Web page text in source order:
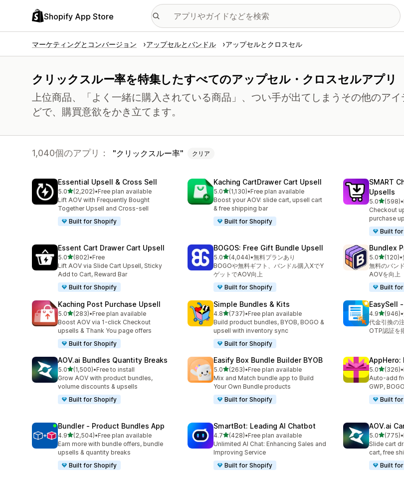
Shopify App Store
マーケティングとコンバージョン アップセルとバンドル アップセルとクロスセル
クリックスルー率を特集したすべてのアップセル・クロスセルアプリ
上位商品、「よく一緒に購入されている商品」、つい手が出てしまうその他のアイ
どで、購買意欲をかき立てます。
1,040個のアプリ： クリックスルー率 クリア
Essential Upsell & Cross Sell
5.05つ星中
(2,202)
合計レビュー数：2202件
•Free plan available
Lift AOV with Frequently Bought
Together Upsell and Cross-sell
Built for Shopify
Kaching CartDrawer Cart Upsell
5.05つ星中
(1,130)
合計レビュー数：1130件
•Free plan available
Boost your AOV: slide cart, upsell cart
& free shipping bar
Built for Shopify
SMART
Upsells
5.05つ星中
(598)
合計レビュ •
Checkout
purchase
Built
Essent Cart Drawer Cart Upsell
5.05つ星中
(802)
合計レビュー数：802件
•Free
Lift AOV via Slide Cart Upsell, Sticky
Add to Cart, Reward Bar
Built for Shopify
BOGOS: Free Gift Bundle Upsell
5.05つ星中
(4,044)
合計レビュー数：4044件
•無料プランあり
BOGOや無料ギフト、バンドル購入XでY
ゲットでAOV向上
Built for Shopify
Bundlex
5.05つ星中
(120)
合計レビュ •
無料のバン
AOVを向上
Built
Kaching Post Purchase Upsell
5.05つ星中
(283)
合計レビュー数：283件
•Free plan available
Boost AOV via 1-click Checkout
upsells & Thank You page offers
Built for Shopify
Simple Bundles & Kits
4.85つ星中
(737)
合計レビュー数：737件
•Free plan available
Build product bundles, BYOB, BOGO &
upsell with inventory sync
Built for Shopify
EasySell
4.95つ星中
(946)
合計レビュ •
代金引換の
OTP認証を
AOV.ai Bundles Quantity Breaks
5.05つ星中
(1,500)
合計レビュー数：1500件
•Free to install
Grow AOV with product bundles,
volume discounts & upsells
Built for Shopify
Easify Box Bundle Builder BYOB
5.05つ星中
(263)
合計レビュー数：263件
•Free plan available
Mix and Match bundle app to Build
Your Own Bundle products
Built for Shopify
AppHero:
5.05つ星中
(326)
合計レビュ •
Auto-add
GWP,
Built
Bundler ‑ Product Bundles App
4.95つ星中
(2,504)
合計レビュー数：2504件
•Free plan available
Earn more with bundle offers, bundle
upsells & quantity breaks
Built for Shopify
SmartBot: Leading AI Chatbot
4.75つ星中
(428)
合計レビュー数：428件
•Free plan available
Unlimited AI Chat: Enhancing Sales and
Improving Service
Built for Shopify
AOV.ai
5.05つ星中
(775)
合計レビュ •
Slide cart
cart, free
Built